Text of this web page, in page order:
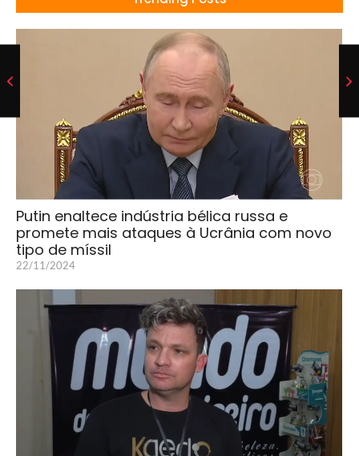
Putin enaltece indústria bélica russa e
promete mais ataques à Ucrânia com novo
tipo de míssil
22/11/2024